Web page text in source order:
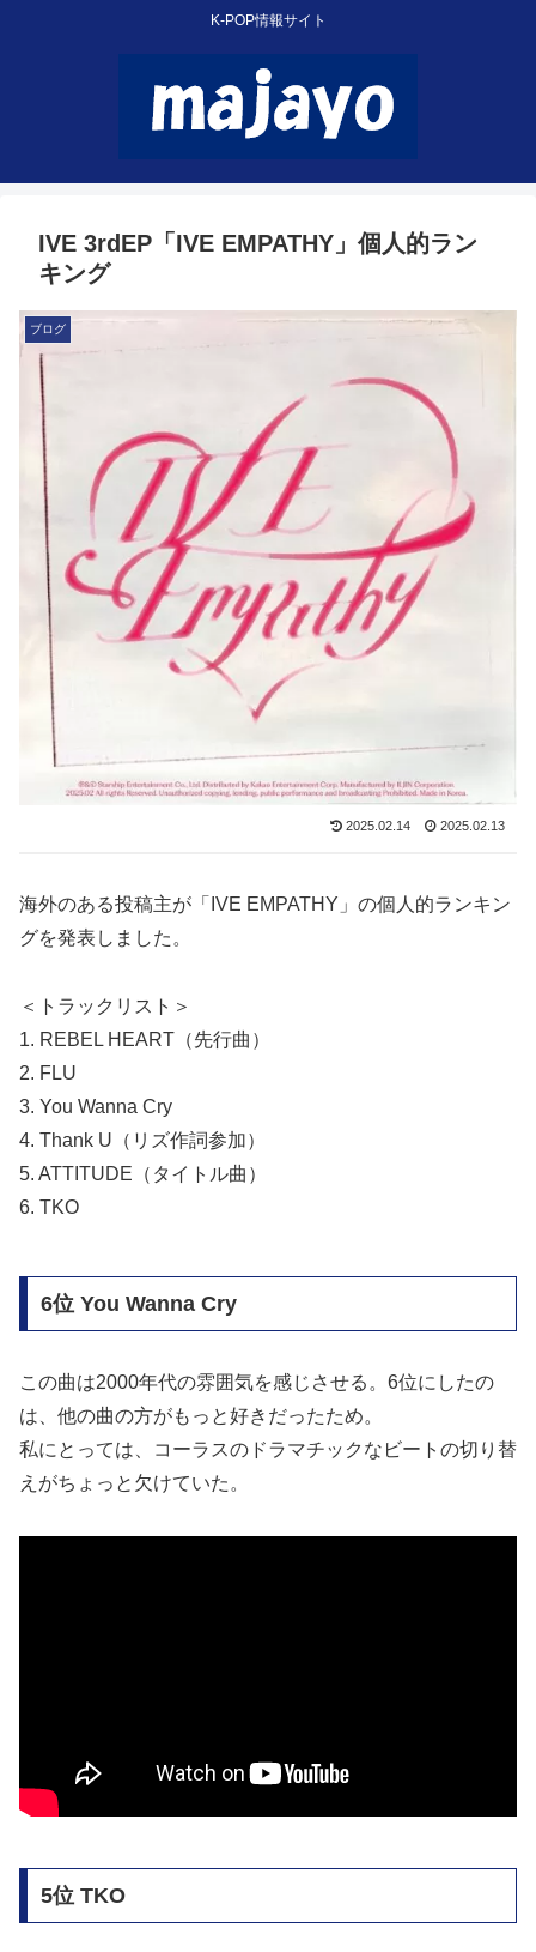
K-POP情報サイト
IVE 3rdEP「IVE EMPATHY」個人的ラン
キング
ブログ
2025.02.14 2025.02.13
海外のある投稿主が「IVE EMPATHY」の個人的ランキン
グを発表しました。
＜トラックリスト＞
1. REBEL HEART（先行曲）
2. FLU
3. You Wanna Cry
4. Thank U（リズ作詞参加）
5. ATTITUDE（タイトル曲）
6. TKO
6位 You Wanna Cry
この曲は2000年代の雰囲気を感じさせる。6位にしたの
は、他の曲の方がもっと好きだったため。
私にとっては、コーラスのドラマチックなビートの切り替
えがちょっと欠けていた。
5位 TKO